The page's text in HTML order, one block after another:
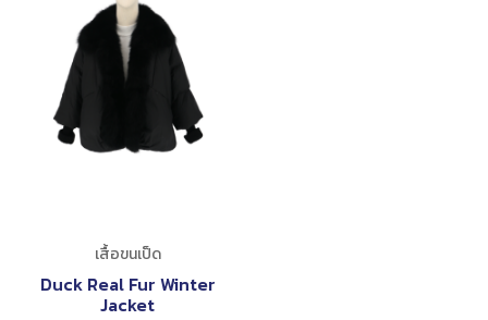
เสื้อขนเป็ด
Duck Real Fur Winter
Jacket